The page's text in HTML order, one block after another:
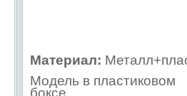
Материал:
Модель в пластиковом
боксе.